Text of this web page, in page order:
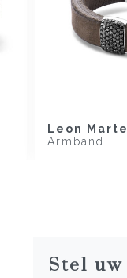
Leon
Armband
Stel